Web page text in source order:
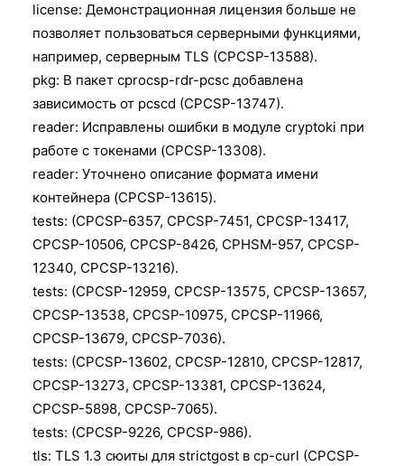
license: Демонстрационная лицензия больше не
позволяет пользоваться серверными функциями,
например, серверным TLS (CPCSP-13588).
pkg: В пакет cprocsp-rdr-pcsc добавлена
зависимость от pcscd (CPCSP-13747).
reader: Исправлены ошибки в модуле cryptoki при
работе с токенами (CPCSP-13308).
reader: Уточнено описание формата имени
контейнера (CPCSP-13615).
tests: (CPCSP-6357, CPCSP-7451, CPCSP-13417,
CPCSP-10506, CPCSP-8426, CPHSM-957, CPCSP-
12340, CPCSP-13216).
tests: (CPCSP-12959, CPCSP-13575, CPCSP-13657,
CPCSP-13538, CPCSP-10975, CPCSP-11966,
CPCSP-13679, CPCSP-7036).
tests: (CPCSP-13602, CPCSP-12810, CPCSP-12817,
CPCSP-13273, CPCSP-13381, CPCSP-13624,
CPCSP-5898, CPCSP-7065).
tests: (CPCSP-9226, CPCSP-986).
tls: TLS 1.3 сюиты для strictgost в cp-curl (CPCSP-